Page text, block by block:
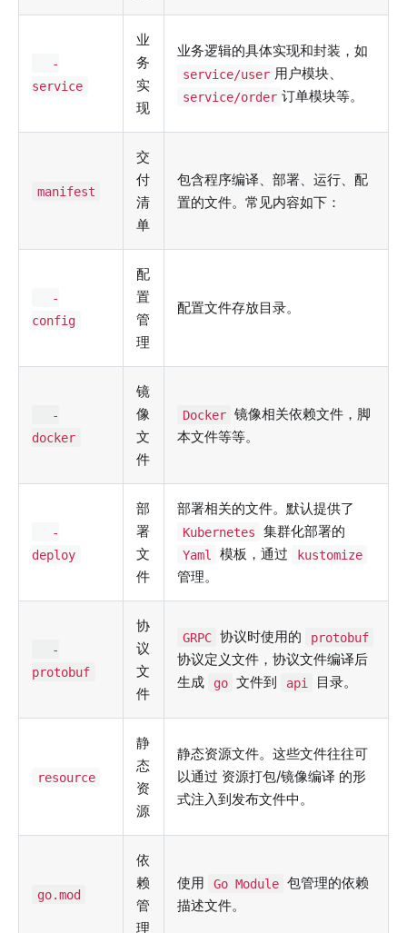
-
service
业
务
实
现
业务逻辑的具体实现和封装，如
service/user 用户模块、
service/order 订单模块等。
manifest
交
付
清
单
包含程序编译、部署、运行、配
置的文件。常见内容如下：
-
config
配
置
管
理
配置文件存放目录。
-
docker
镜
像
文
件
Docker 镜像相关依赖文件，脚
本文件等等。
-
deploy
部
署
文
件
部署相关的文件。默认提供了
Kubernetes 集群化部署的
Yaml 模板，通过 kustomize
管理。
-
protobuf
协
议
文
件
GRPC 协议时使用的 protobuf
协议定义文件，协议文件编译后
生成
go 文件到 api 目录。
resource
静
态
资
源
静态资源文件。这些文件往往可
以通过 资源打包/镜像编译 的形
式注入到发布文件中。
go.mod
依
赖
管
理
使用 Go Module 包管理的依赖
描述文件。